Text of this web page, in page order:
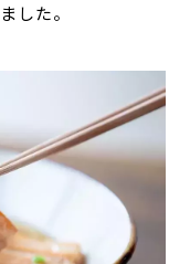
した。